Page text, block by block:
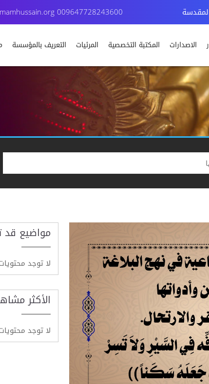
009647728243600
الاصدارات المكتبة التخصصية المرئيات التعريف بالمؤسسة
مواضيع قد
لا توجد
الأكثر
لا توجد